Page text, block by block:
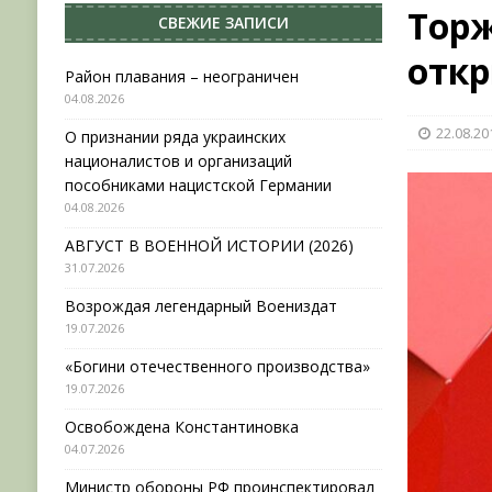
[ 31.07.2026 ] АВГУСТ В ВОЕННОЙ ИСТОРИИ
Возрождая легендарный
[ 04.08.2026 ] Район плавания – неограничен
СВЕЖИЕ ЗАПИСИ
Район плавания – неограничен
04.08.2026
О признании ряда украинских
националистов и организаций
пособниками нацистской Германии
04.08.2026
АВГУСТ В ВОЕННОЙ ИСТОРИИ (2026)
31.07.2026
Возрождая легендарный Воениздат
19.07.2026
«Богини отечественного производства»
19.07.2026
Освобождена Константиновка
04.07.2026
Министр обороны РФ проинспектировал